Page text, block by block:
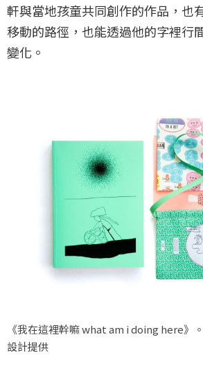
軒與當地孩童共同創作的作品，也
移動的路徑，也能透過他的字裡行
變化。
《我在這裡幹嘛 what am i doing here》
設計提供